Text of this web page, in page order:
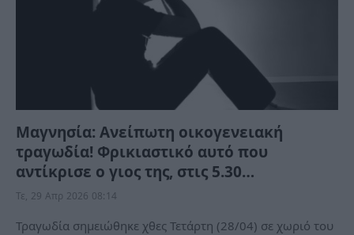
Μαγνησία: Ανείπωτη οικογενειακή
τραγωδία! Φρικιαστικό αυτό που
αντίκρισε ο γιος της, στις 5.30…
Τε, 29 Απρ 2026 08:14
Τραγωδία σημειώθηκε χθες Τετάρτη (28/04) σε χωριό του